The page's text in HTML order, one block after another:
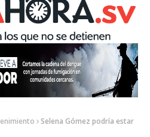
Selena Gómez podría estar